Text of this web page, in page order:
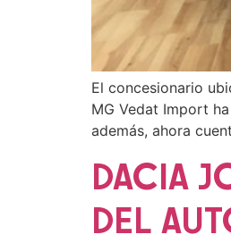
El concesionario
MG Vedat Import
además, ahora
DACIA
DEL